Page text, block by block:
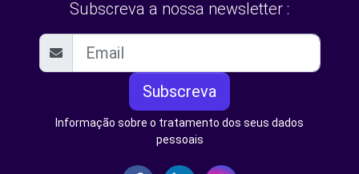
Subscreva a nossa newsletter :
Subscreva
Informação sobre o tratamento dos seus dados
pessoais